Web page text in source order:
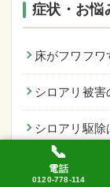
症状・お悩
床がフワフワ
シロアリ被害
シロアリ駆除
浴室まわり
📞 0120-778-114
📞
電話
0120-778-114